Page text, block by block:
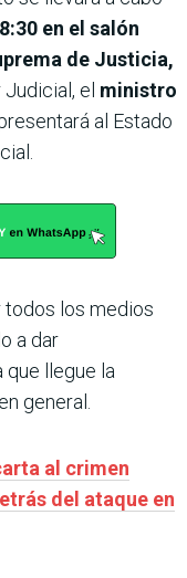
en el salón
de Justicia,
el ministro
al Estado
todos los medios
a dar
que llegue la
general.
al crimen
del ataque en